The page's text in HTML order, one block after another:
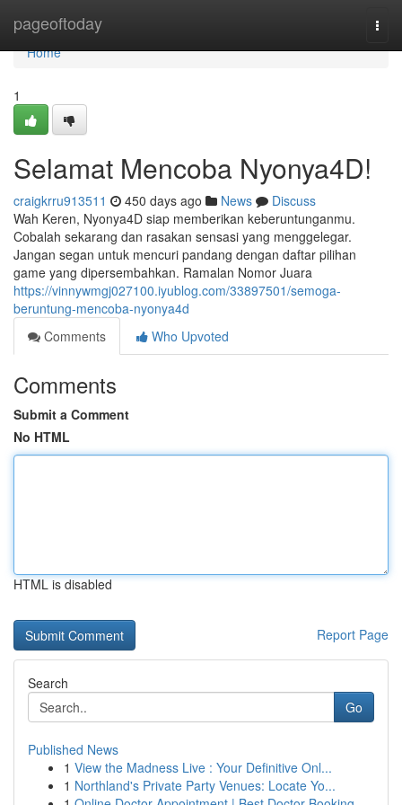
pageoftoday
Home
Home
1
Selamat Mencoba Nyonya4D!
craigkrru913511 450 days ago News
Discuss
Wah Keren, Nyonya4D siap memberikan keberuntunganmu.
Cobalah sekarang dan rasakan sensasi yang menggelegar.
Jangan segan untuk mencuri pandang dengan daftar pilihan
game yang dipersembahkan. Ramalan Nomor Juara
https://vinnywmgj027100.iyublog.com/33897501/semoga-
beruntung-mencoba-nyonya4d
Comments
Who Upvoted
Comments
Submit a Comment
No HTML
HTML is disabled
Report Page
Search
Go
Published News
1 View the Madness Live : Your Definitive Onl...
1 Northland's Private Party Venues: Locate Yo...